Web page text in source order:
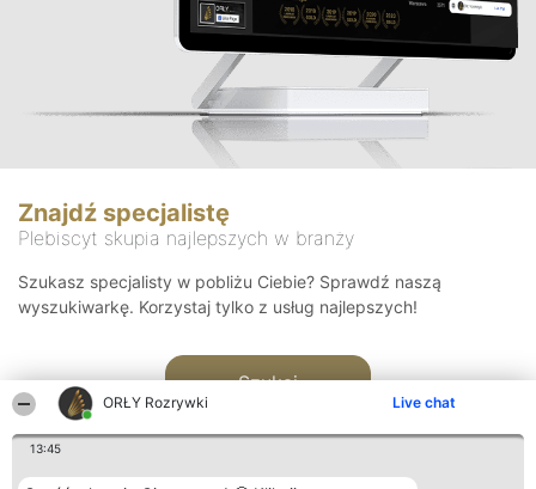
ORŁY Rozrywki Live chat
13:45
Znajdź specjalistę
Plebiscyt skupia najlepszych w branży
Szukasz specjalisty w pobliżu Ciebie? Sprawdź naszą
wyszukiwarkę. Korzystaj tylko z usług najlepszych!
Szukaj